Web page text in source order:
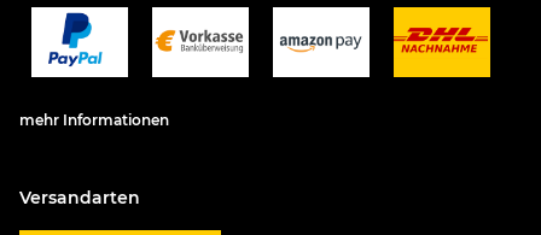
mehr Informationen
Versandarten